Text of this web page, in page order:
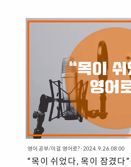
표현은 다음과 같습니다. 1.
“숨겨진”이라는 의미로, 숨겨져 있는
hotel room was equipped with a
영어 공부/이걸 영어로?· 2024. 9. 26. 08:00
“목이 쉬었다, 목이 잠겼다